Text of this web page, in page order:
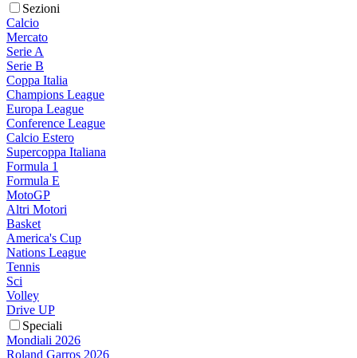
Sezioni
Calcio
Mercato
Serie A
Serie B
Coppa Italia
Champions League
Europa League
Conference League
Calcio Estero
Supercoppa Italiana
Formula 1
Formula E
MotoGP
Altri Motori
Basket
America's Cup
Nations League
Tennis
Sci
Volley
Drive UP
Speciali
Mondiali 2026
Roland Garros 2026